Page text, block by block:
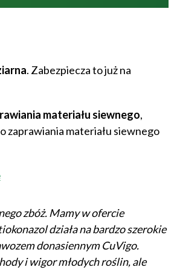
. Zabezpiecza to już na
materiału siewnego,
zaprawiania materiału siewnego
zbóż. Mamy w ofercie
działa na bardzo szerokie
donasiennym CuVigo.
i wigor młodych roślin, ale